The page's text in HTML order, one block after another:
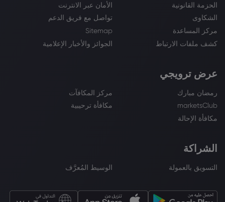
الحزمة القانونية
الأمان عبر الانترنت
الشكاوى
تواصل مع فريق الدعم
مركز المساعدة
Sitemap
كشف ملفات الارتباط
الجوائز والأخبار الإعلامية
عرض ترويجي
رمضان مبارك
مركز المكافآت
marketsClub
مكافأة ترحيبية
مكافأة الإحالة
الشراكة
التسويق بالعمولة الوسيط المُعرَّف